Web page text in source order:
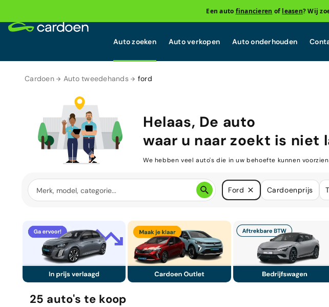
Een auto financieren of leasen? Wij
Auto zoeken Auto verkopen Auto onderhouden
Cardoen Auto tweedehands ford
Helaas, De auto
waar u naar zoekt is niet
We hebben veel auto's die in uw behoefte kunnen
Ford Cardoenprijs
25 auto'ste koop